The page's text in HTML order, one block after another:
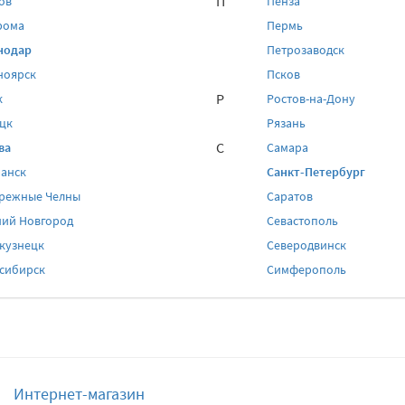
Челны
Новгород
Пермь
Петрозаводск
Псков
Р
Ростов-на-Дону
Рязань
С
Самара
Санкт-Петербург
Саратов
Севастополь
Северодвинск
Симферополь
Интернет-магазин